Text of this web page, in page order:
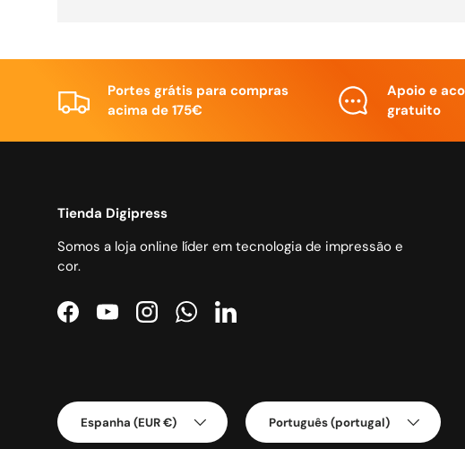
Portes grátis para compras
acima de 175€
Apoio e
gratuito
Tienda Digipress
Somos a loja online líder em tecnologia de impressão e
cor.
FacebookYouTubeInstagramWhatsAppLinkedIn
País/Região
Espanha (EUR €)
Idioma
Português (portugal)